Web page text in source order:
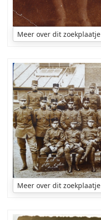
Meer over dit zoekplaatje
Graag
wil
ik
te
weten
komen:
wat
is
het
onderdeel,
kazerne,
plaats
Meer over dit zoekplaatje